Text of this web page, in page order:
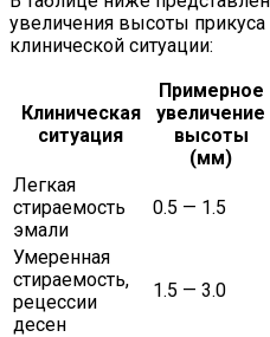
увеличения высоты прикуса
клинической ситуации:
Клиническая
ситуация
Примерное
увеличение
высоты
(мм)
Легкая
стираемость
эмали
0.5 — 1.5
Умеренная
стираемость,
рецессии
десен
1.5 — 3.0